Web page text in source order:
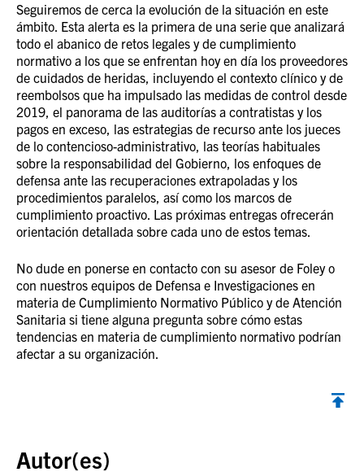
Seguiremos de cerca la evolución de la situación en este
ámbito. Esta alerta es la primera de una serie que analizará
todo el abanico de retos legales y de cumplimiento
normativo a los que se enfrentan hoy en día los proveedores
de cuidados de heridas, incluyendo el contexto clínico y de
reembolsos que ha impulsado las medidas de control desde
2019, el panorama de las auditorías a contratistas y los
pagos en exceso, las estrategias de recurso ante los jueces
de lo contencioso-administrativo, las teorías habituales
sobre la responsabilidad del Gobierno, los enfoques de
defensa ante las recuperaciones extrapoladas y los
procedimientos paralelos, así como los marcos de
cumplimiento proactivo. Las próximas entregas ofrecerán
orientación detallada sobre cada uno de estos temas.
No dude en ponerse en contacto con su asesor de Foley o
con nuestros equipos de Defensa e Investigaciones en
materia de Cumplimiento Normativo Público y de Atención
Sanitaria si tiene alguna pregunta sobre cómo estas
tendencias en materia de cumplimiento normativo podrían
afectar a su organización.
Autor(es)